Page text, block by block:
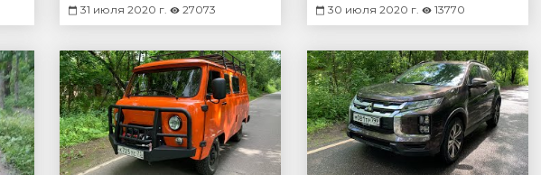
31 июля 2020 г.
27073
30 июля 2020 г.
13770